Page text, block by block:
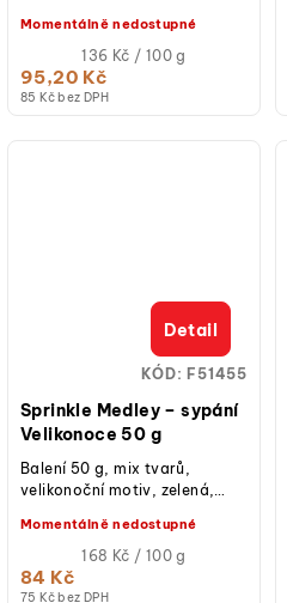
85 Kč bez DPH
95,20 Kč
Měrná
cena:
136 Kč / 100 g
Momentálně nedostupné
sušenky či zmrzlinové poháry.
Sprinkle Medley – sypání
Velikonoce 50 g
75 Kč bez DPH
84 Kč
Měrná
168 Kč / 100 g
Momentálně nedostupné
Detail
Balení 50 g, mix tvarů,
velikonoční motiv, zelená,
růžová barva, vhodné na
cupcakes,...
KÓD: F51455